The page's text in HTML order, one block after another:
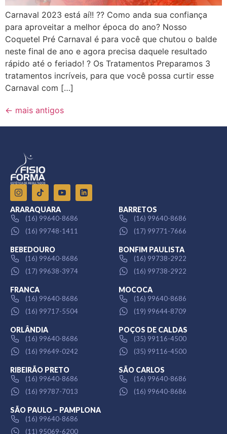
Carnaval 2023 está aí!! ?? Como anda sua confiança
para aproveitar a melhor época do ano? Nosso
Coquetel Pré Carnaval é para você que chutou o balde
neste final de ano e agora precisa daquele resultado
rápido até o feriado! ? Os Tratamentos Preparamos 3
tratamentos incríveis, para que você possa curtir esse
Carnaval com […]
← mais antigos
ARARAQUARA
(16) 99640-8686
(16) 99748-1411
BARRETOS
(16) 99640-8686
(17) 99771-7666
BEBEDOURO
(16) 99640-8686
(17) 99638-3974
BONFIM PAULISTA
(16) 99738-2922
(16) 99738-2922
FRANCA
(16) 99640-8686
(16) 99717-5504
MOCOCA
(16) 99640-8686
(19) 99644-8709
ORLÂNDIA
(16) 99640-8686
(16) 99649-0242
POÇOS DE CALDAS
(35) 99116-4500
(35) 99116-4500
RIBEIRÃO PRETO
(16) 99640-8686
(16) 99787-7013
SÃO CARLOS
(16) 99640-8686
(16) 99640-8686
SÃO PAULO – PAMPLONA
(16) 99640-8686
(11) 95069-6200